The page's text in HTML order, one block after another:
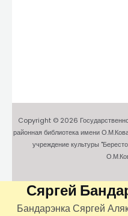
Copyright © 2026
районная библиотека имени
учреждение культуры
Сяргей
Бандарэнка Сяргей